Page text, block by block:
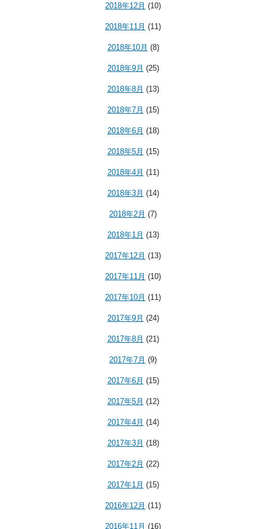
2018年12月 (10)
2018年11月 (11)
2018年10月 (8)
2018年9月 (25)
2018年8月 (13)
2018年7月 (15)
2018年6月 (18)
2018年5月 (15)
2018年4月 (11)
2018年3月 (14)
2018年2月 (7)
2018年1月 (13)
2017年12月 (13)
2017年11月 (10)
2017年10月 (11)
2017年9月 (24)
2017年8月 (21)
2017年7月 (9)
2017年6月 (15)
2017年5月 (12)
2017年4月 (14)
2017年3月 (18)
2017年2月 (22)
2017年1月 (15)
2016年12月 (11)
2016年11月 (16)